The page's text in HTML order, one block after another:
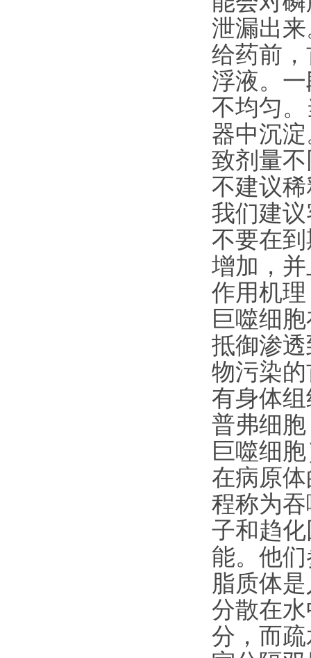
泄漏出
给药前
浮液。
不均匀
器中沉
致剂量
不建议
我们建
不要在
增加，
作用机理
巨噬细
抵御渗
物污染
有身体
普弗细
巨噬细
在病原
程称为
子和趋
能。他
脂质体
分散在
分，而